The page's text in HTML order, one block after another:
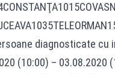
diagnosticate cu
(10:00) – 03.08.2020